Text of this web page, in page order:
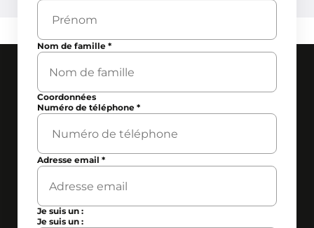
Nom de famille*
Coordonnées
Numéro de téléphone*
Adresse email*
Je suis un :
Je suis un :